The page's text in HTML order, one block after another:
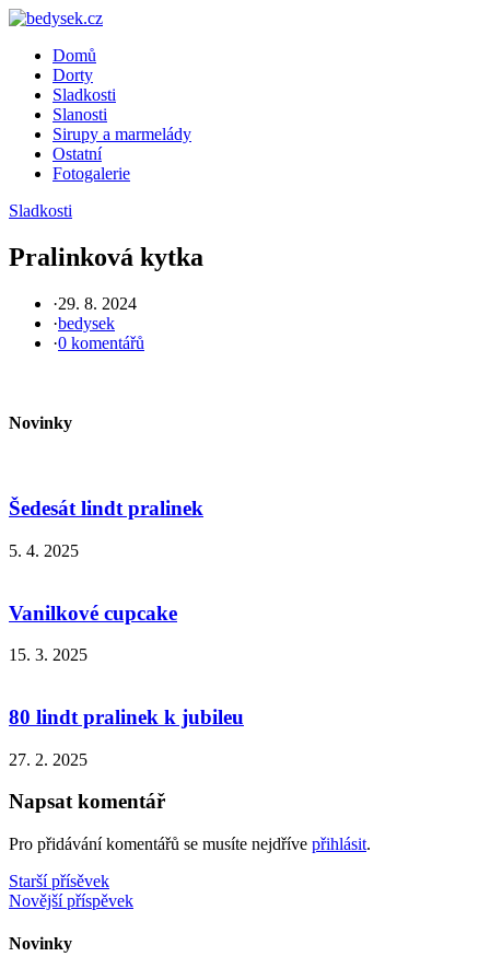
Skip
contentDomů
Dorty
Sladkosti
Slanosti
Sirupy a marmelády
Ostatní
Fotogalerie
Sladkosti
Pralinková kytka
·29. 8. 2024
·bedysek
·0 komentářů
Novinky
Šedesát lindt pralinek
5. 4. 2025
Vanilkové cupcake
15. 3. 2025
80 lindt pralinek k jubileu
27. 2. 2025
Napsat komentář
Pro přidávání komentářů se musíte nejdříve přihlásit.
Navigace
pro
příspěvek
Starší přísěvek
Novější příspěvek
Novinky